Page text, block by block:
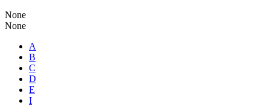
None
None
A
B
C
D
E
I